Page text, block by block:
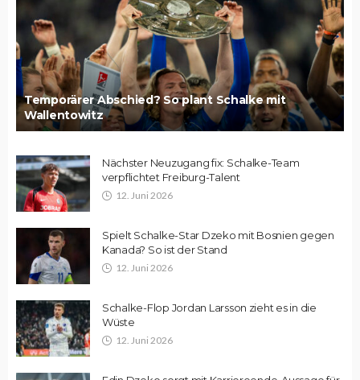
Temporärer Abschied? So plant Schalke mit
Wallentowitz
Nächster Neuzugang fix: Schalke-Team
verpflichtet Freiburg-Talent
12. Juni 2026
Spielt Schalke-Star Dzeko mit Bosnien gegen
Kanada? So ist der Stand
12. Juni 2026
Schalke-Flop Jordan Larsson zieht es in die
Wüste
12. Juni 2026